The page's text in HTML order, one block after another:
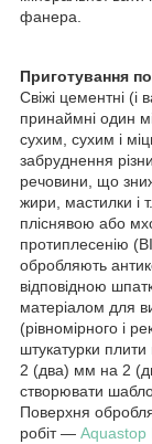
фанера.
Приготування
Свіжі цементні (і
принаймні один
сухим, сухим і
забруднення
речовини, що
жири, мастилки і
пліснявою або
протиплесенію
обробляють
відповідною
матеріалом для
(рівномірного і
штукатурки
2 (два) мм на 2
створювати
Поверхня
робіт — Aquastop